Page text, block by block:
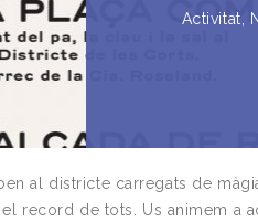
Activitat
al districte carregats de
record de tots. Us animem a